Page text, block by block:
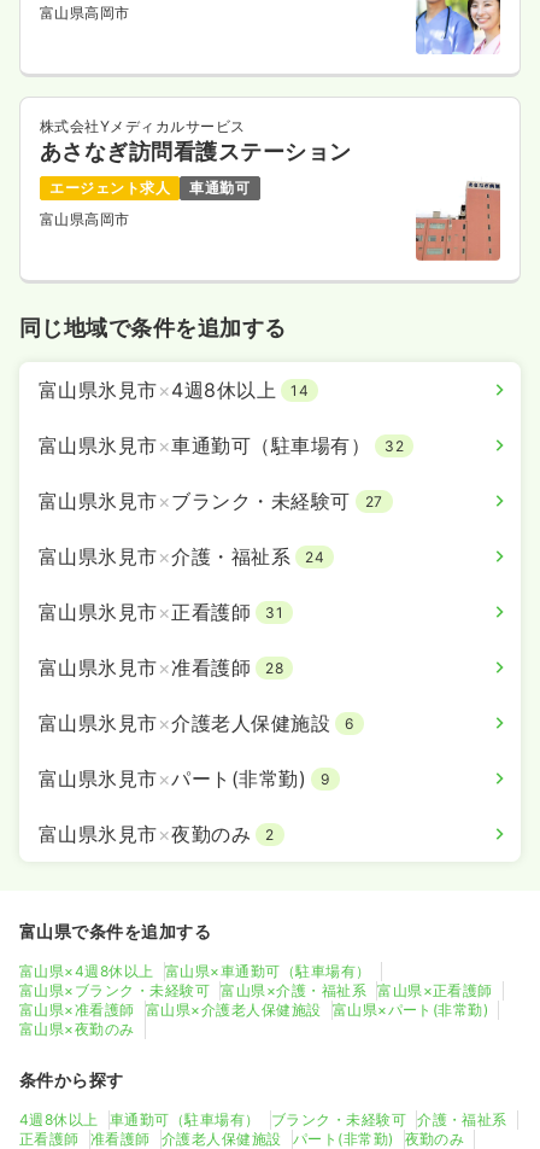
富山県高岡市
株式会社Yメディカルサービス
あさなぎ訪問看護ステーション
エージェント求人
車通勤可
富山県高岡市
同じ地域で条件を追加する
富山県氷見市×4週8休以上 14
富山県氷見市×車通勤可（駐車場有） 32
富山県氷見市×ブランク・未経験可 27
富山県氷見市×介護・福祉系 24
富山県氷見市×正看護師 31
富山県氷見市×准看護師 28
富山県氷見市×介護老人保健施設 6
富山県氷見市×パート(非常勤) 9
富山県氷見市×夜勤のみ 2
富山県で条件を追加する
富山県×4週8休以上
富山県×車通勤可（駐車場有）
富山県×ブランク・未経験可
富山県×介護・福祉系
富山県×正看護師
富山県×准看護師
富山県×介護老人保健施設
富山県×パート(非常勤)
富山県×夜勤のみ
条件から探す
4週8休以上 車通勤可（駐車場有） ブランク・未経験可
介護・福祉系
正看護師
准看護師 介護老人保健施設 パート(非常勤) 夜勤のみ